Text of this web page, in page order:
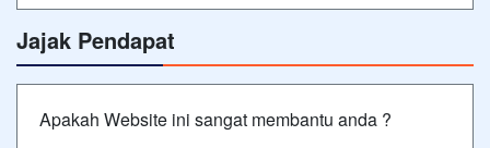
Jajak Pendapat
Apakah Website ini sangat membantu anda ?